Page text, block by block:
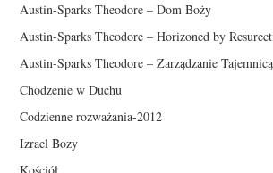
Austin-Sparks Theodore – Dom Boży
Austin-Sparks Theodore – Horizoned by
Austin-Sparks Theodore – Zarządzanie Tajemnicą
Chodzenie w Duchu
Codzienne rozważania-2012
Izrael Bozy